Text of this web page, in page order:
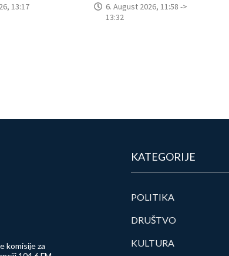
13:17
6. August 2026, 11:58 ->
13:32
komisije za
KATEGORIJE
POLITIKA
DRUŠTVO
KULTURA